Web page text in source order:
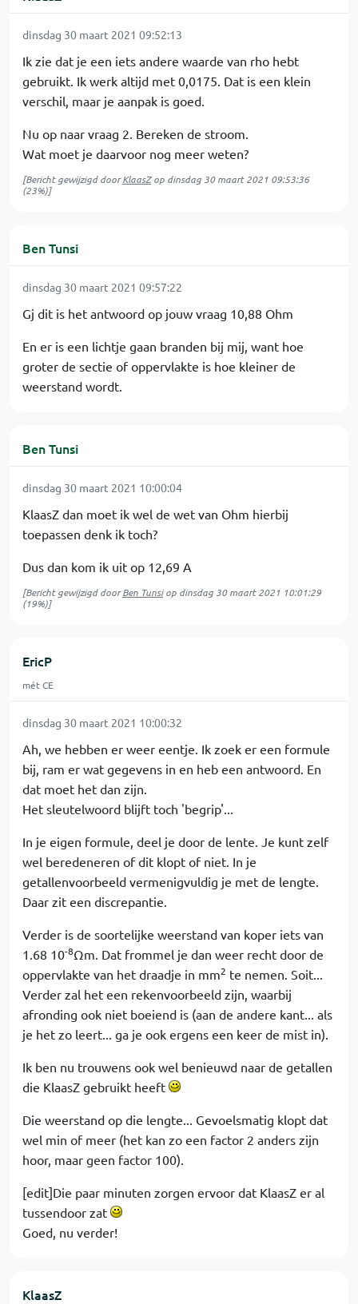
dinsdag 30 maart 2021 09:52:13
Ik zie dat je een iets andere waarde van rho hebt
gebruikt. Ik werk altijd met 0,0175. Dat is een klein
verschil, maar je aanpak is goed.
Nu op naar vraag 2. Bereken de stroom.
Wat moet je daarvoor nog meer weten?
[Bericht gewijzigd doorKlaasZop dinsdag 30 maart 2021 09:53:36
(23%)]
Ben Tunsi
dinsdag 30 maart 2021 09:57:22
Gj dit is het antwoord op jouw vraag 10,88 Ohm
En er is een lichtje gaan branden bij mij, want hoe
groter de sectie of oppervlakte is hoe kleiner de
weerstand wordt.
Ben Tunsi
dinsdag 30 maart 2021 10:00:04
KlaasZ dan moet ik wel de wet van Ohm hierbij
toepassen denk ik toch?
Dus dan kom ik uit op 12,69 A
[Bericht gewijzigd doorBen Tunsiop dinsdag 30 maart 2021 10:01:29
(19%)]
EricP
mét CE
dinsdag 30 maart 2021 10:00:32
Ah, we hebben er weer eentje. Ik zoek er een formule
bij, ram er wat gegevens in en heb een antwoord. En
dat moet het dan zijn.
Het sleutelwoord blijft toch 'begrip'...
In je eigen formule, deel je door de lente. Je kunt zelf
wel beredeneren of dit klopt of niet. In je
getallenvoorbeeld vermenigvuldig je met de lengte.
Daar zit een discrepantie.
Verder is de soortelijke weerstand van koper iets van
1.68 10-8Ωm. Dat frommel je dan weer recht door de
oppervlakte van het draadje in mm2 te nemen. Soit...
Verder zal het een rekenvoorbeeld zijn, waarbij
afronding ook niet boeiend is (aan de andere kant... als
je het zo leert... ga je ook ergens een keer de mist in).
Ik ben nu trouwens ook wel benieuwd naar de getallen
die KlaasZ gebruikt heeft
Die weerstand op die lengte... Gevoelsmatig klopt dat
wel min of meer (het kan zo een factor 2 anders zijn
hoor, maar geen factor 100).
[edit]Die paar minuten zorgen ervoor dat KlaasZ er al
tussendoor zat
Goed, nu verder!
KlaasZ